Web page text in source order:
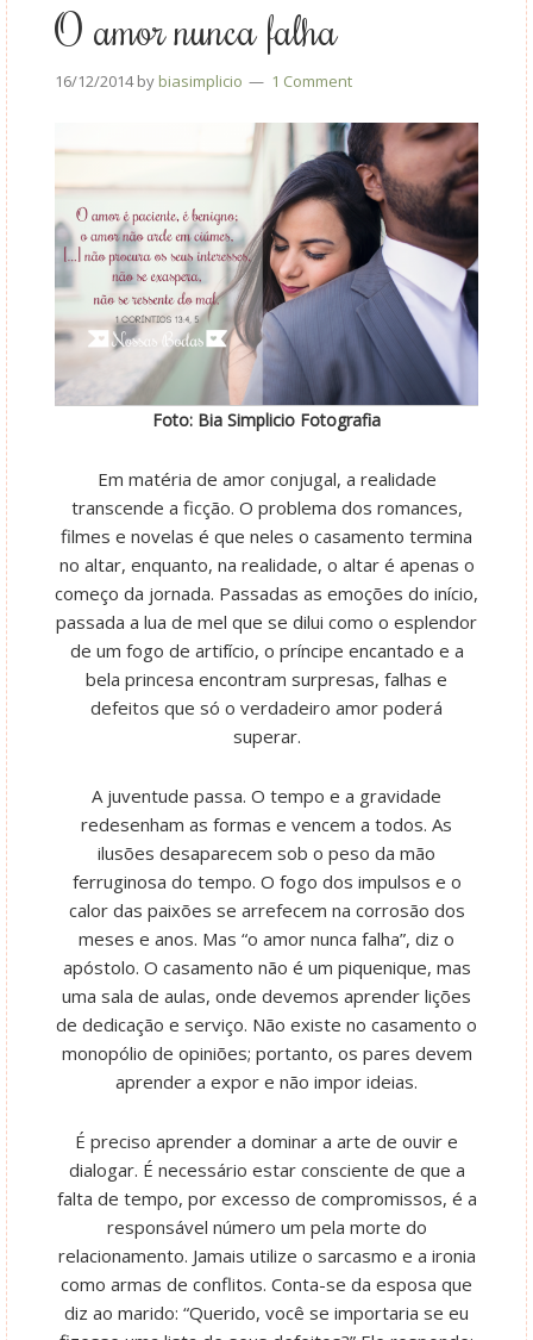
O amor nunca falha
16/12/2014by biasimplicio 1 Comment
Foto: Bia Simplicio Fotografia
Em matéria de amor conjugal, a realidade
transcende a ficção. O problema dos romances,
filmes e novelas é que neles o casamento termina
no altar, enquanto, na realidade, o altar é apenas o
começo da jornada. Passadas as emoções do início,
passada a lua de mel que se dilui como o esplendor
de um fogo de artifício, o príncipe encantado e a
bela princesa encontram surpresas, falhas e
defeitos que só o verdadeiro amor poderá
superar.
A juventude passa. O tempo e a gravidade
redesenham as formas e vencem a todos. As
ilusões desaparecem sob o peso da mão
ferruginosa do tempo. O fogo dos impulsos e o
calor das paixões se arrefecem na corrosão dos
meses e anos. Mas “o amor nunca falha”, diz o
apóstolo. O casamento não é um piquenique, mas
uma sala de aulas, onde devemos aprender lições
de dedicação e serviço. Não existe no casamento o
monopólio de opiniões; portanto, os pares devem
aprender a expor e não impor ideias.
É preciso aprender a dominar a arte de ouvir e
dialogar. É necessário estar consciente de que a
falta de tempo, por excesso de compromissos, é a
responsável número um pela morte do
relacionamento. Jamais utilize o sarcasmo e a ironia
como armas de conflitos. Conta-se da esposa que
diz ao marido: “Querido, você se importaria se eu